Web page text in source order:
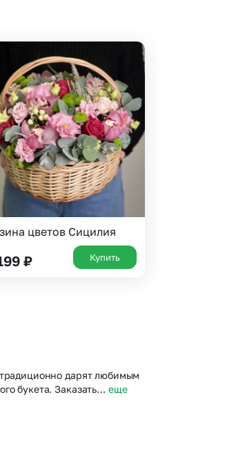
цветов Сицилия
₽ Купить
дарят любимым
букета. Заказать… еще